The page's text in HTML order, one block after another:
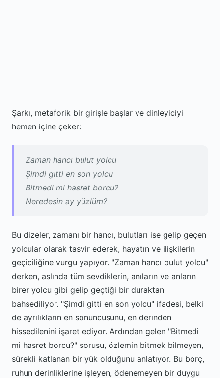
Şarkı, metaforik bir girişle başlar ve dinleyiciyi
hemen içine çeker:
Zaman hancı bulut yolcu
Şimdi gitti en son yolcu
Bitmedi mi hasret borcu?
Neredesin ay yüzlüm?
Bu dizeler, zamanı bir hancı, bulutları ise gelip geçen
yolcular olarak tasvir ederek, hayatın ve ilişkilerin
geçiciliğine vurgu yapıyor. "Zaman hancı bulut yolcu"
derken, aslında tüm sevdiklerin, anıların ve anların
birer yolcu gibi gelip geçtiği bir duraktan
bahsediliyor. "Şimdi gitti en son yolcu" ifadesi, belki
de ayrılıkların en sonuncusunu, en derinden
hissedilenini işaret ediyor. Ardından gelen "Bitmedi
mi hasret borcu?" sorusu, özlemin bitmek bilmeyen,
sürekli katlanan bir yük olduğunu anlatıyor. Bu borç,
ruhun derinliklerine işleyen, ödenemeyen bir duygu